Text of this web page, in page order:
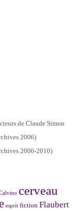
de Claude Simon
2006)
2006-2010)
cerveau
esprit fiction Flaubert